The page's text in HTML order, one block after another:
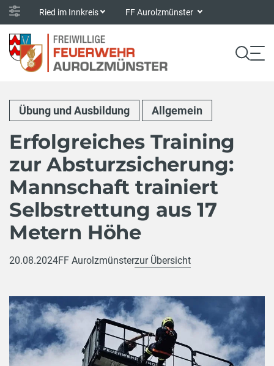
Ried im Innkreis FF Aurolzmünster
Übung und Ausbildung Allgemein
Erfolgreiches Training
zur Absturzsicherung:
Mannschaft trainiert
Selbstrettung aus 17
Metern Höhe
20.08.2024FF Aurolzmünsterzur Übersicht